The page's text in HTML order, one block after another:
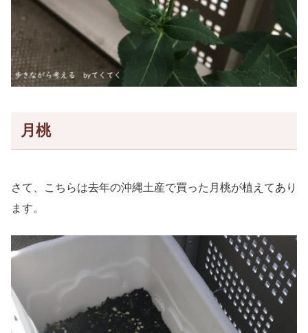
月桃
さて、こちらは去年の沖縄土産で買った月桃が植えてあり
ます。